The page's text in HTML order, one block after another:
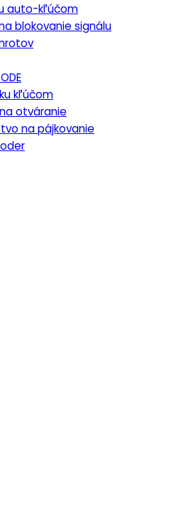
auto-kľúčom
blokovanie signálu
kľúčom
otváranie
na pájkovanie